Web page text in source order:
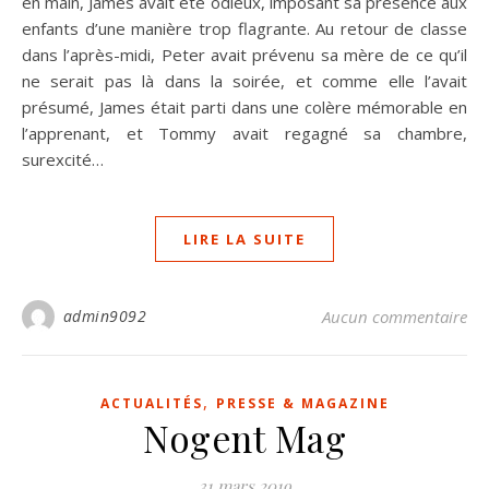
enfants d’une manière trop flagrante. Au retour de classe
dans l’après-midi, Peter avait prévenu sa mère de ce qu’il
ne serait pas là dans la soirée, et comme elle l’avait
présumé, James était parti dans une colère mémorable en
l’apprenant, et Tommy avait regagné sa chambre,
surexcité…
LIRE LA SUITE
admin9092 Aucun commentaire
ACTUALITÉS, PRESSE & MAGAZINE
Nogent Mag